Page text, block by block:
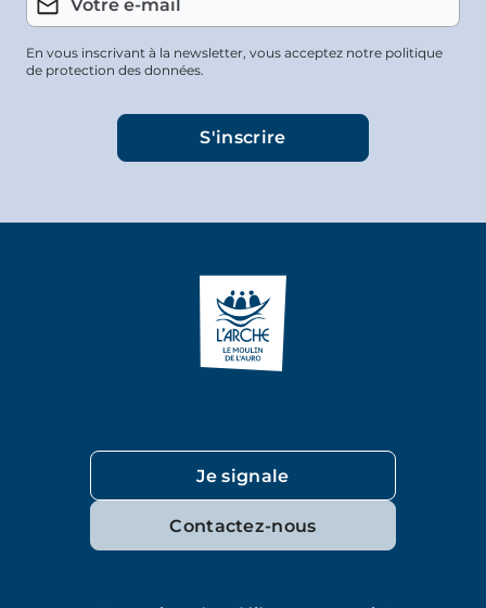
En vous inscrivant à la newsletter, vous acceptez notre politique
de protection des données.
Je signale
Contactez-nous